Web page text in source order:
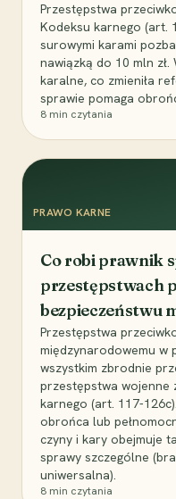
Przestępstwa
Kodeksu karnego (art.
surowymi karami
nawiązką do 10 mln zł.
karalne, co zmieniła
sprawie pomaga
8 min czytania
PRAWO KARNE
Co robi prawnik
przestępstwach
bezpieczeństwu
Przestępstwa
międzynarodowemu w
wszystkim zbrodnie
przestępstwa wojenne
karnego (art. 117-
obrońca lub
czyny i kary obejmuje
sprawy szczególne
uniwersalna).
8 min czytania